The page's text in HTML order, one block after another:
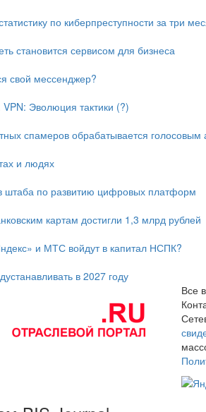
по киберпреступности за три
становится сервисом для бизнеса
свой мессенджер?
Эволюция тактики (?)
спамеров обрабатывается голосовым
и людях
штаба по развитию цифровых платформ
картам достигли 1,3 млрд рублей
и МТС войдут в капитал НСПК?
в 2027 году
Все